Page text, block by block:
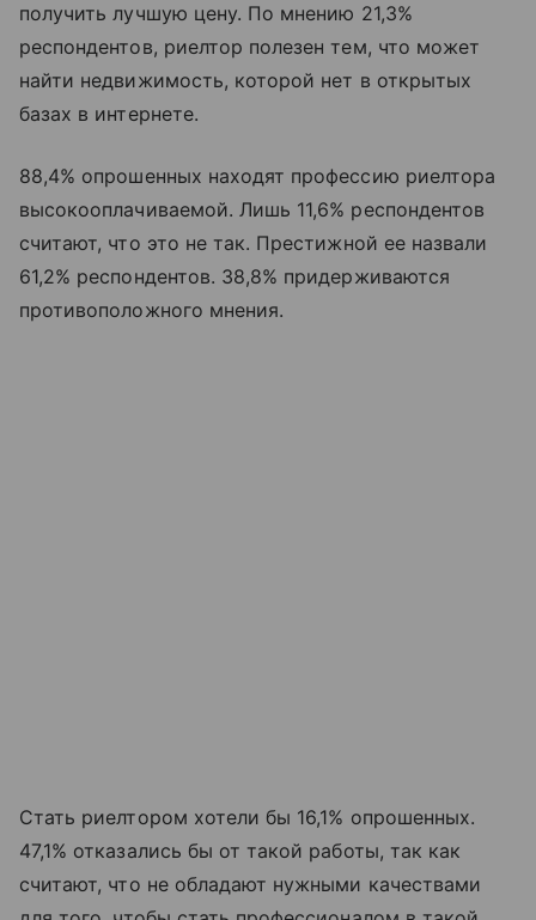
получить лучшую цену. По мнению 21,3%
респондентов, риелтор полезен тем, что может
найти недвижимость, которой нет в открытых
базах в интернете.
88,4% опрошенных находят профессию риелтора
высокооплачиваемой. Лишь 11,6% респондентов
считают, что это не так. Престижной ее назвали
61,2% респондентов. 38,8% придерживаются
противоположного мнения.
Стать риелтором хотели бы 16,1% опрошенных.
47,1% отказались бы от такой работы, так как
считают, что не обладают нужными качествами